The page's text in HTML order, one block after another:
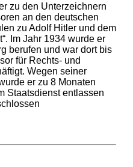
zu den Unterzeichnern
an den deutschen
zu Adolf Hitler und dem
Im Jahr 1934 wurde er
berufen und war dort bis
für Rechts- und
Wegen seiner
er zu 8 Monaten
Staatsdienst entlassen